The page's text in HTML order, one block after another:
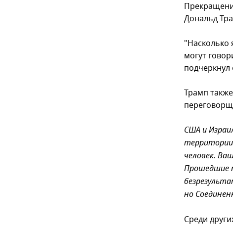
Дональд
"Насколько
могут
подчеркнул
Трамп
США и
человек.
Прошедшие
но
Среди